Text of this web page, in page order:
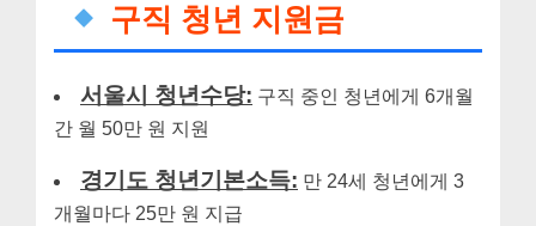
구직 청년 지원금
서울시 청년수당: 구직 중인 청년에게 6개월
간 월 50만 원 지원
경기도 청년기본소득: 만 24세 청년에게 3
개월마다 25만 원 지급